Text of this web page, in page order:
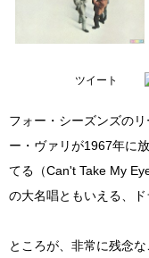
ツイート
フォー・シーズンズの
ー・ヴァリが1967年に
てる（Can't Take My
の大名唱ともいえる、ド
ところが、非常に残念